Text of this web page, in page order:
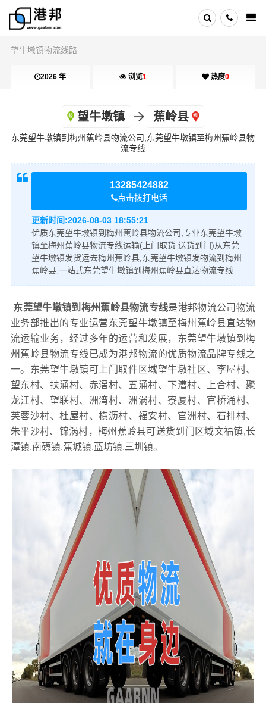
望牛墩镇物流线路
2026 年 浏览1 热度0
望牛墩镇 蕉岭县
东莞望牛墩镇到梅州蕉岭县物流公司,东莞望牛墩镇至梅州蕉岭县物
流专线
13285424882
点击拨打电话
更新时间:2026-08-03 18:55:21
优质东莞望牛墩镇到梅州蕉岭县物流公司,专业东莞望牛墩
镇至梅州蕉岭县物流专线运输(上门取货 送货到门)从东莞
望牛墩镇发货运去梅州蕉岭县,东莞望牛墩镇发物流到梅州
蕉岭县,一站式东莞望牛墩镇到梅州蕉岭县直达物流专线
东莞望牛墩镇到梅州蕉岭县物流专线是港邦物流公司物流
业务部推出的专业运营东莞望牛墩镇至梅州蕉岭县直达物
流运输业务，经过多年的运营和发展，东莞望牛墩镇到梅
州蕉岭县物流专线已成为港邦物流的优质物流品牌专线之
一。东莞望牛墩镇可上门取件区域望牛墩社区、李屋村、
望东村、扶涌村、赤滘村、五涌村、下漕村、上合村、聚
龙江村、望联村、洲湾村、洲涡村、寮厦村、官桥涌村、
芙蓉沙村、杜屋村、横沥村、福安村、官洲村、石排村、
朱平沙村、锦涡村，梅州蕉岭县可送货到门区域文福镇,长
潭镇,南礤镇,蕉城镇,蓝坊镇,三圳镇。